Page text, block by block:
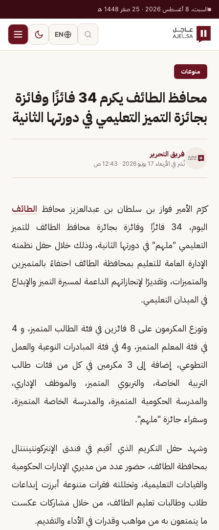
السبت، 8 أغسطس 2026 · 25 صفر 1448 هـ
EN
منوعات
محافظ الطائف يكرم 34 فائزًا وفائزة
بجائزة التميز التعليمي في دورتها الثانية
فريق التحرير
نُشر في الأربعاء 17 يونيو 2026 · 12:43 ص
كرّم الأمير فواز بن سلطان بن عبدالعزيز محافظ الطائف
اليوم، 34 فائزًا وفائزة بجائزة محافظ الطائف للتميز
التعليمي "ملهم" في دورتها الثانية، وذلك خلال حفل نظمته
الإدارة العامة للتعليم بمحافظة الطائف احتفاءً بالمتميزين
والمتميزات، وتقديرًا لإنجازاتهم الداعمة لمسيرة التميز والإبداع
في الميدان التعليمي.
وتوزع المكرمون على 8 فائزين في فئة الطالب المتميز، و 4
في فئة المعلم المتميز، و4 في فئة المبادرات النوعية والعمل
التطوعي، إضافة إلى 3 مكرمين في كل من فئات طالب
التربية الخاصة، والتربوي المتميز، والموظف الإداري،
والمدرسة الحكومية المتميزة، والمدرسة الخاصة المتميزة،
وسفراء جائزة "ملهم".
وشهد حفل التكريم الذي أقيم في فندق الإنتركونتيننتال
بمحافظة الطائف، حضور عدد من مديري الإدارات الحكومية
والقيادات التعليمية، وتخللته فقرات متنوعة أبرزت إبداعات
طلاب وطالبات تعليم الطائف، من خلال مشاركات عكست
ما يتمتعون به من مواهب وقدرات في الأداء والتقديم.